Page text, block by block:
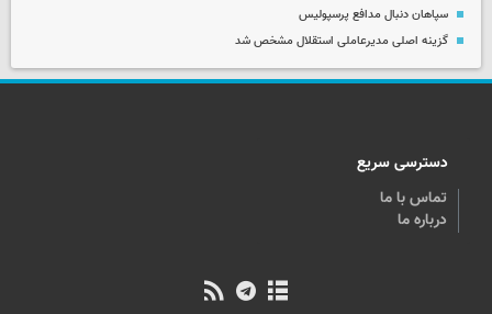
سپاهان دنبال مدافع پرسپولیس
گزینه اصلی مدیرعاملی استقلال مشخص شد
دسترسی سریع
تماس با ما
درباره ما